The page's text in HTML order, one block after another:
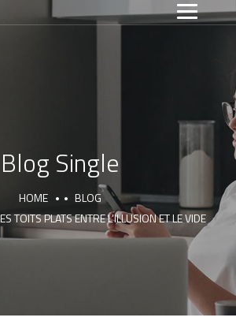
Blog Single
HOME
BLOG
TOITS PLATS ENTRE L’ILLUSION ET LE VIDE